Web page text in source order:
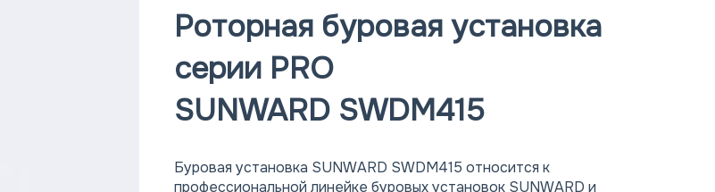
Роторная буровая установка
серии PRO
SUNWARD SWDM415
Буровая установка SUNWARD SWDM415 относится к
профессиональной линейке буровых установок SUNWARD и